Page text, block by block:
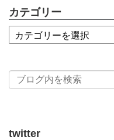
カテゴリー
twitter